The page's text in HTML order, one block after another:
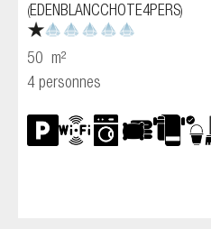
(EDENBLANCCHOTE4PERS)
50 m²
4 personnes